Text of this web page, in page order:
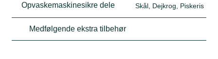
Opvaskemaskinesikre dele Skål, Dejkrog, Piskeris
Medfølgende ekstra tilbehør